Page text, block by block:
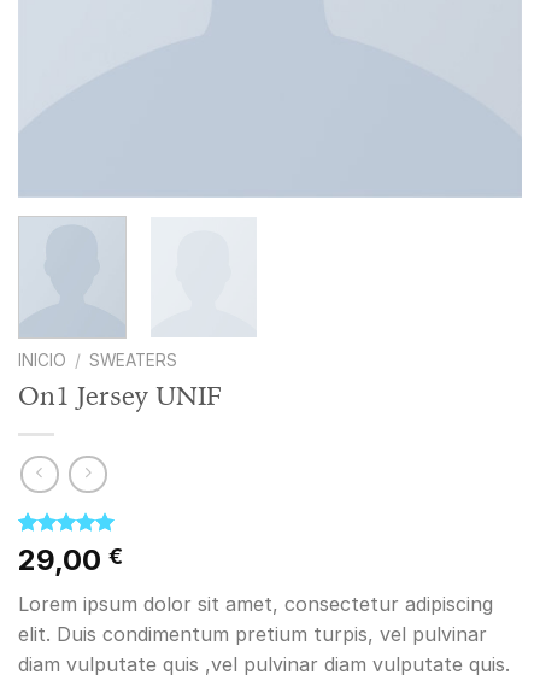
INICIO / SWEATERS
On1 Jersey UNIF
Valorado
con5.00
base a
1
valoración
de un
cliente
29,00 €
Lorem ipsum dolor sit amet, consectetur adipiscing
elit. Duis condimentum pretium turpis, vel pulvinar
diam vulputate quis ,vel pulvinar diam vulputate quis.